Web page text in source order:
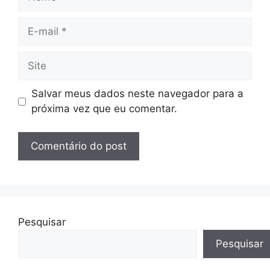
Site
Salvar meus dados neste navegador para a
próxima vez que eu comentar.
Pesquisar
Pesquisar